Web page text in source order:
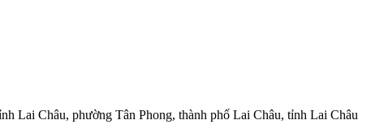
Lai Châu, phường Tân Phong, thành phố Lai Châu, tỉnh Lai Châu